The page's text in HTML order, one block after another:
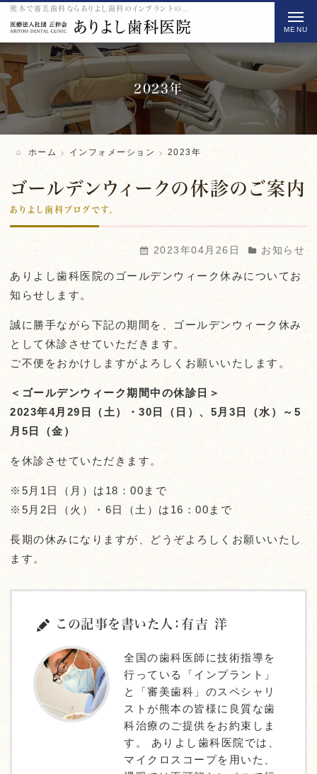
2023年
ホーム インフォメーション 2023年
ゴールデンウィークの休診のご案内
ありよし歯科ブログです。
2023年04月26日 お知らせ
ありよし歯科医院のゴールデンウィーク休みについてお
知らせします。
誠に勝手ながら 下記の期間を、ゴールデンウィーク休み
として休診させていただきます。
ご不便をおかけしますがよろしくお願いいたします。
＜ゴールデンウィーク期間中の休診日＞
2023年4月29日（土）・30日（日）、5月3日（水）～5
月5日（金）
を休診させていただきます。
※5 月1日（月）は18：00まで
※5月2日（火）・6日（土）は16：00まで
長期の休みになりますが、どうぞよろしくお願いいたし
ます。
この記事を書いた人：有吉 洋
全国の歯科医師に技術指導を
行っている「インプラント」
と「審美歯科」のスペシャリ
ストが熊本の皆様に良質な歯
科治療のご提供をお約束しま
す。 ありよし歯科医院では、
マイクロスコープを用いた、
t
o
g
l
i
o